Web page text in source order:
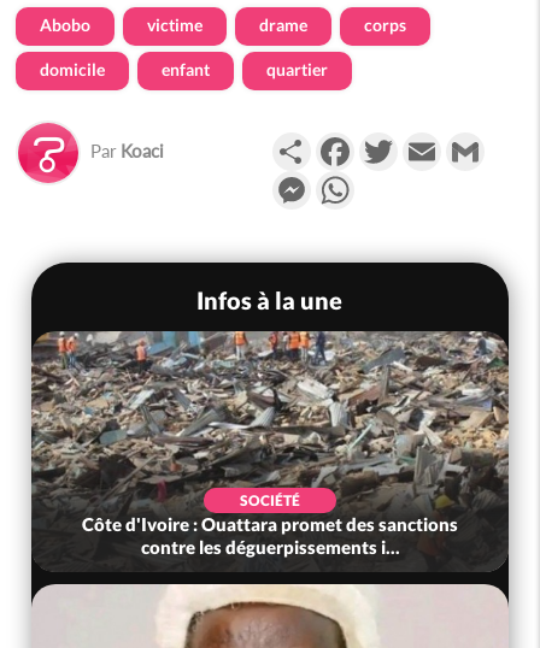
Abobo victime drame corps
domicile enfant quartier
Par Koaci PartagerFacebookTwitterEmail
Messenger
Infos à la une
SOCIÉTÉ
Côte d'Ivoire : Ouattara promet des sanctions
contre les déguerpissements i...